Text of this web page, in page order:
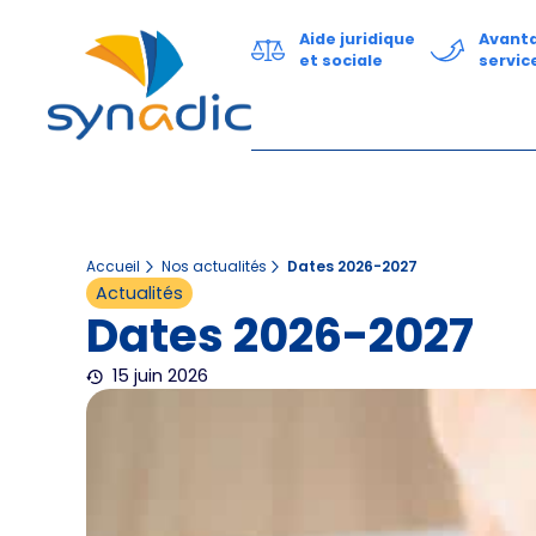
Aide juridique
et sociale
Accueil Nos actualités Dates 2026-2027
Actualités
Dates 2026-2027
15 juin 2026